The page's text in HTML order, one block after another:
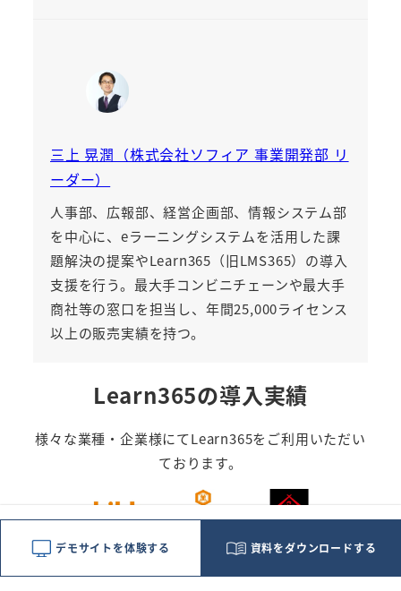
三上 晃潤（株式会社ソフィア 事業開発部 リ
ーダー）
人事部、広報部、経営企画部、情報システム部
を中心に、eラーニングシステムを活用した課
題解決の提案やLearn365（旧LMS365） の導入
支援を行う。最大手コンビニチェーンや最大手
商社等の窓口を担当し、年間25,000ライセンス
以上の販売実績を持つ。
Learn365の導入実績
様々な業種・企業様にてLearn365をご利用いただい
ております。
デモサイトを体験する 資料をダウンロードする